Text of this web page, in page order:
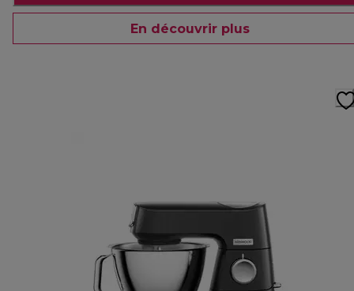
En découvrir plus